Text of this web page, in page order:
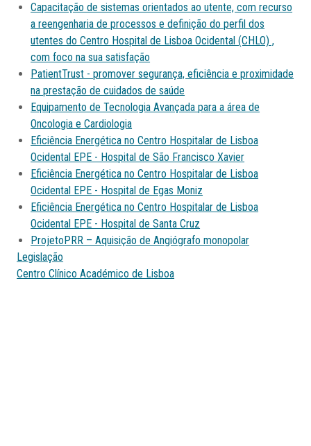
Capacitação de sistemas orientados ao utente, com recurso
a reengenharia de processos e definição do perfil dos
utentes do Centro Hospital de Lisboa Ocidental (CHLO) ,
com foco na sua satisfação
PatientTrust - promover segurança, eficiência e proximidade
na prestação de cuidados de saúde
Equipamento de Tecnologia Avançada para a área de
Oncologia e Cardiologia
Eficiência Energética no Centro Hospitalar de Lisboa
Ocidental EPE - Hospital de São Francisco Xavier
Eficiência Energética no Centro Hospitalar de Lisboa
Ocidental EPE - Hospital de Egas Moniz
Eficiência Energética no Centro Hospitalar de Lisboa
Ocidental EPE - Hospital de Santa Cruz
ProjetoPRR – Aquisição de Angiógrafo monopolar
Legislação
Centro Clínico Académico de Lisboa